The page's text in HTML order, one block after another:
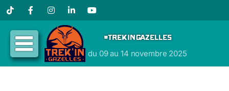
TiktokFacebookInstagramLinkedInYouTube
#TREKINGAZELLES
du 09 au 14 novembre 2025